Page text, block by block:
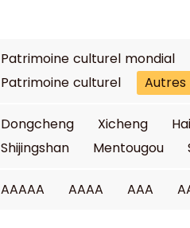
Patrimoine culturel mondial
Patrimoine culturel
Autres
Dongcheng Xicheng
Shijingshan
Mentougou
AAAAA AAAA AAA